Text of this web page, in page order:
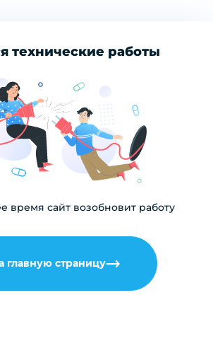
технические работы
время сайт возобновит работу
главную страницу